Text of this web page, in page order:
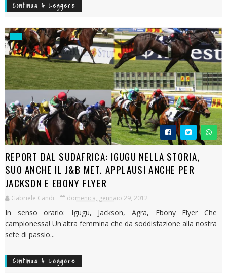
Continua A Leggere
REPORT DAL SUDAFRICA: IGUGU NELLA STORIA,
SUO ANCHE IL J&B MET. APPLAUSI ANCHE PER
JACKSON E EBONY FLYER
Gabriele Candi domenica, gennaio 29, 2012
In senso orario: Igugu, Jackson, Agra, Ebony Flyer Che
campionessa! Un'altra femmina che da soddisfazione alla nostra
sete di passio...
Continua A Leggere